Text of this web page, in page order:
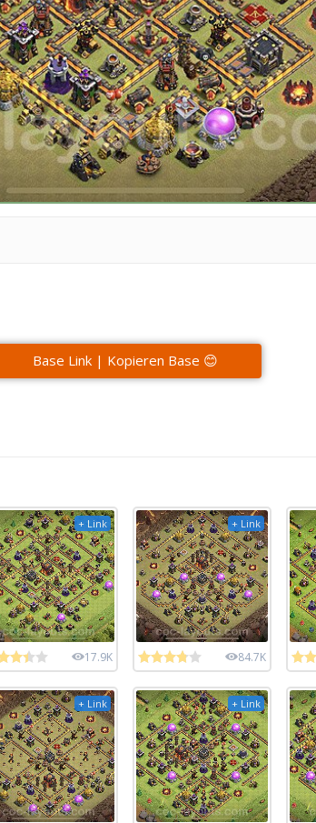
Base Link | Kopieren Base 😊
+ Link
17.9K
+ Link
84.7K
+ Link + Link